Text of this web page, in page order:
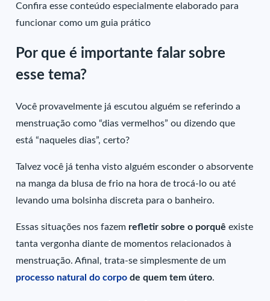
Confira esse conteúdo especialmente elaborado para
funcionar como um guia prático
Por que é importante falar sobre
esse tema?
Você provavelmente já escutou alguém se referindo a
menstruação como “dias vermelhos” ou dizendo que
está “naqueles dias”, certo?
Talvez você já tenha visto alguém esconder o absorvente
na manga da blusa de frio na hora de trocá-lo ou até
levando uma bolsinha discreta para o banheiro.
Essas situações nos fazem refletir sobre o porquê existe
tanta vergonha diante de momentos relacionados à
menstruação. Afinal, trata-se simplesmente de um
processo natural do corpo de quem tem útero.